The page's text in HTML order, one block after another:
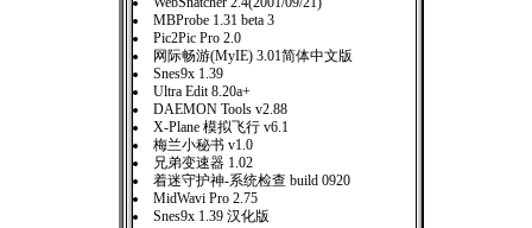
MBProbe 1.31 beta 3
Pic2Pic Pro 2.0
网际畅游(MyIE) 3.01简体中文版
Snes9x 1.39
Ultra Edit 8.20a+
DAEMON Tools v2.88
X-Plane 模拟飞行 v6.1
梅兰小秘书 v1.0
兄弟变速器 1.02
着迷守护神-系统检查 build 0920
MidWavi Pro 2.75
Snes9x 1.39 汉化版